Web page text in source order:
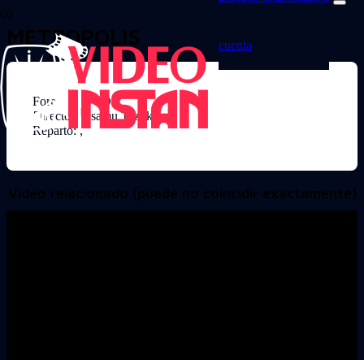
cuenta
METROPOLIS
Formato: DVD
Director: Osamu Tezuka
Reparto: ,
Video relacionado (puede no coincidir exactamente)